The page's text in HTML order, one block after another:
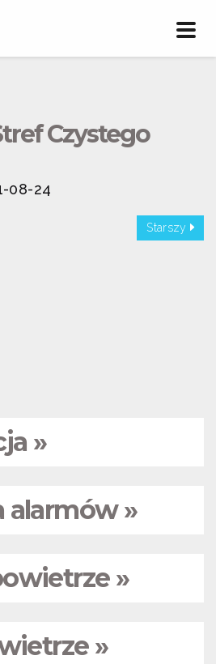
Czystego
08-24
Starszy
»
alarmów »
»
»